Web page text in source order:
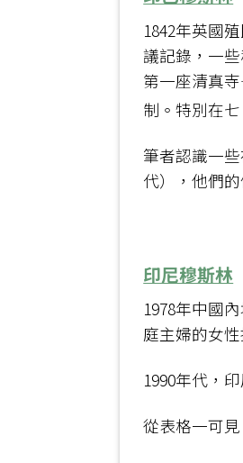
1842年英國
議記錄，一
第一座清真
制。特別在
筆者認識一
代），他們
印尼穆斯林
1978年中國
庭主婦的女
1990年代，
從表格一可